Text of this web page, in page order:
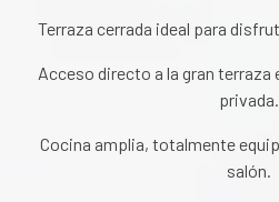
Terraza cerrada ideal para
Acceso directo a la gran
privada.
Cocina amplia, totalmente
salón.